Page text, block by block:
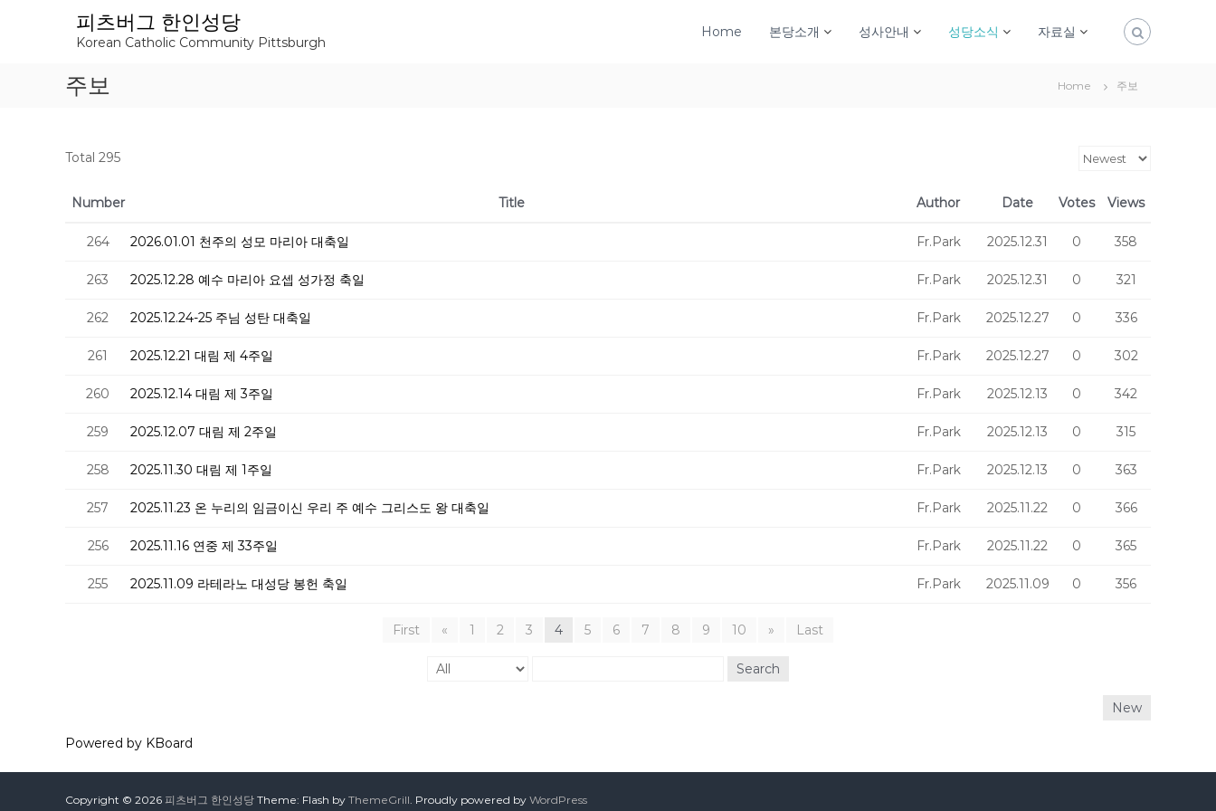
피츠버그 한인성당
Korean Catholic Community Pittsburgh
Home 본당소개 성사안내 성당소식 자료실
주보 Home 주보
Total 295
Number Title Author Date Votes Views
264 2026.01.01 천주의 성모 마리아 대축일 Fr.Park 2025.12.31 0 358
263 2025.12.28 예수 마리아 요셉 성가정 축일 Fr.Park 2025.12.31 0 321
262 2025.12.24-25 주님 성탄 대축일 Fr.Park 2025.12.27 0 336
261 2025.12.21 대림 제 4주일 Fr.Park 2025.12.27 0 302
260 2025.12.14 대림 제 3주일 Fr.Park 2025.12.13 0 342
259 2025.12.07 대림 제 2주일 Fr.Park 2025.12.13 0 315
258 2025.11.30 대림 제 1주일 Fr.Park 2025.12.13 0 363
257 2025.11.23 온 누리의 임금이신 우리 주 예수 그리스도 왕 대축일 Fr.Park 2025.11.22 0 366
256 2025.11.16 연중 제 33주일 Fr.Park 2025.11.22 0 365
255 2025.11.09 라테라노 대성당 봉헌 축일 Fr.Park 2025.11.09 0 356
First « 1 2 3 4 5 6 7 8 9 10 » Last
Search
New
Powered by KBoard
Copyright © 2026 피츠버그 한인성당 Theme: Flash by ThemeGrill. Proudly powered by WordPress